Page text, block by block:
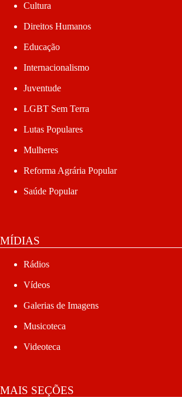
Cultura
Direitos Humanos
Educação
Internacionalismo
Juventude
LGBT Sem Terra
Lutas Populares
Mulheres
Reforma Agrária Popular
Saúde Popular
MÍDIAS
Rádios
Vídeos
Galerias de Imagens
Musicoteca
Videoteca
MAIS SEÇÕES